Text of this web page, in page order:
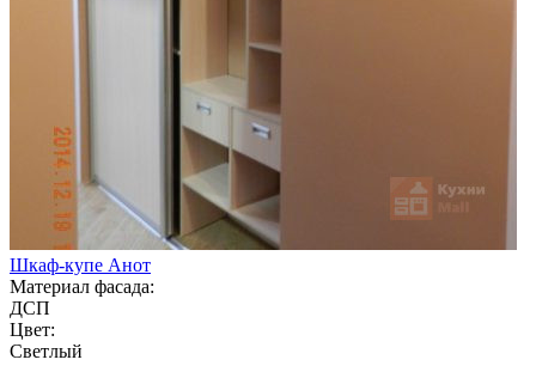
Шкаф-купе Анот
Материал фасада:
ДСП
Цвет:
Светлый